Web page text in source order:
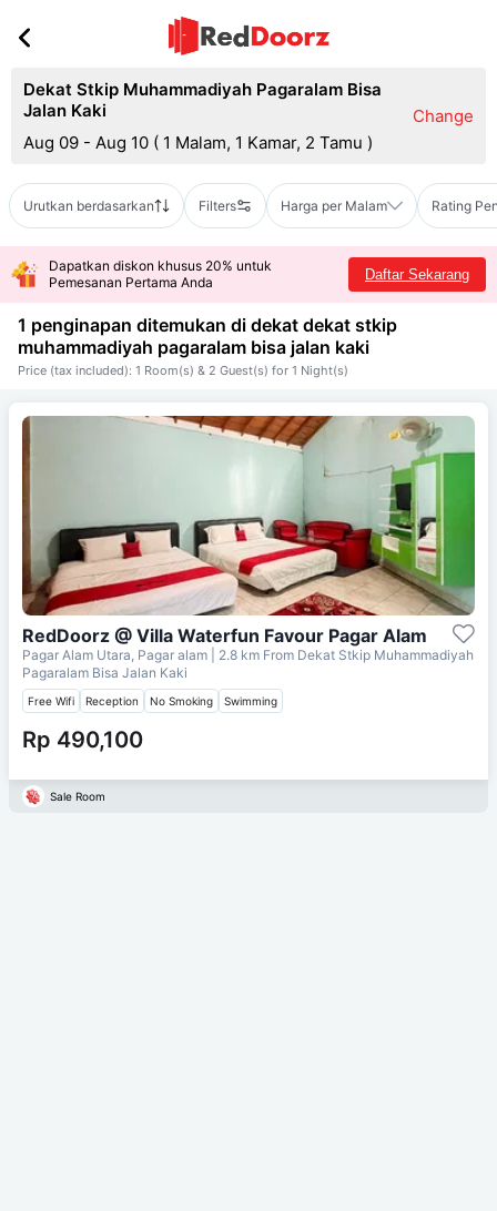
Dekat Stkip Muhammadiyah Pagaralam Bisa
Jalan Kaki
Aug 09 - Aug 10 ( 1 Malam, 1 Kamar, 2 Tamu )
Change
Urutkan berdasarkan Filters Harga per Malam Rating
Dapatkan diskon khusus 20% untuk
Pemesanan Pertama Anda
Daftar Sekarang
1 penginapan ditemukan di dekat dekat stkip
muhammadiyah pagaralam bisa jalan kaki
Price (tax included): 1 Room(s) & 2 Guest(s) for 1 Night(s)
RedDoorz @ Villa Waterfun Favour Pagar Alam
Pagar Alam Utara, Pagar alam | 2.8 km From Dekat Stkip Muhammadiyah
Pagaralam Bisa Jalan Kaki
Free Wifi Reception No Smoking Swimming
Rp 490,100
Sale Room